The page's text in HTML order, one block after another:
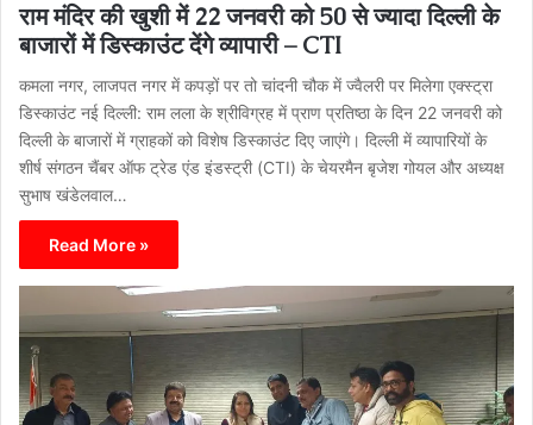
राम मंदिर की खुशी में 22 जनवरी को 50 से ज्यादा दिल्ली के
बाजारों में डिस्काउंट देंगे व्यापारी – CTI
कमला नगर, लाजपत नगर में कपड़ों पर तो चांदनी चौक में ज्वैलरी पर मिलेगा एक्स्ट्रा
डिस्काउंट नई दिल्ली: राम लला के श्रीविग्रह में प्राण प्रतिष्ठा के दिन 22 जनवरी को
दिल्ली के बाजारों में ग्राहकों को विशेष डिस्काउंट दिए जाएंगे। दिल्ली में व्यापारियों के
शीर्ष संगठन चैंबर ऑफ ट्रेड एंड इंडस्ट्री (CTI) के चेयरमैन बृजेश गोयल और अध्यक्ष
सुभाष खंडेलवाल…
Read More »